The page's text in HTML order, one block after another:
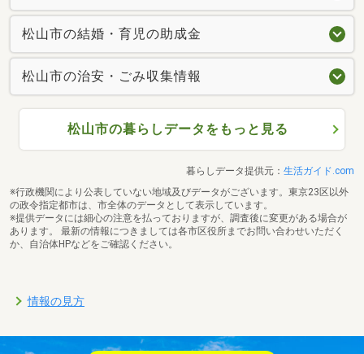
松山市の結婚・育児の助成金
松山市の治安・ごみ収集情報
松山市の暮らしデータをもっと見る
暮らしデータ提供元： 生活ガイド.com
※行政機関により公表していない地域及びデータがございます。東京23区以外
の政令指定都市は、市全体のデータとして表示しています。
※提供データには細心の注意を払っておりますが、調査後に変更がある場合が
あります。 最新の情報につきましては各市区役所までお問い合わせいただく
か、自治体HPなどをご確認ください。
情報の見方